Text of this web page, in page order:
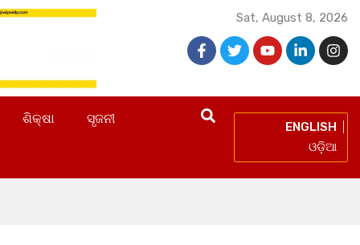
Sat, August 8, 2026
ଶିକ୍ଷା ସୃଜନୀ
ENGLISH
ଓଡ଼ିଆ